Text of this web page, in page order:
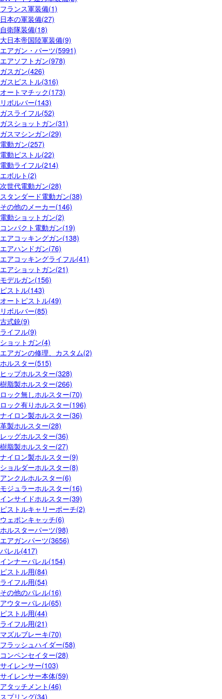
フランス軍装備(1)
日本の軍装備(27)
自衛隊装備(18)
大日本帝国陸軍装備(9)
エアガン・パーツ(5991)
エアソフトガン(978)
ガスガン(426)
ガスピストル(316)
オートマチック(173)
リボルバー(143)
ガスライフル(52)
ガスショットガン(31)
ガスマシンガン(29)
電動ガン(257)
電動ピストル(22)
電動ライフル(214)
エボルト(2)
次世代電動ガン(28)
スタンダード電動ガン(38)
その他のメーカー(146)
電動ショットガン(2)
コンパクト電動ガン(19)
エアコッキングガン(138)
エアハンドガン(76)
エアコッキングライフル(41)
エアショットガン(21)
モデルガン(156)
ピストル(143)
オートピストル(49)
リボルバー(85)
古式銃(9)
ライフル(9)
ショットガン(4)
エアガンの修理、カスタム(2)
ホルスター(515)
ヒップホルスター(328)
樹脂製ホルスター(266)
ロック無しホルスター(70)
ロック有りホルスター(196)
ナイロン製ホルスター(36)
革製ホルスター(28)
レッグホルスター(36)
樹脂製ホルスター(27)
ナイロン製ホルスター(9)
ショルダーホルスター(8)
アンクルホルスター(6)
モジュラーホルスター(16)
インサイドホルスター(39)
ピストルキャリーポーチ(2)
ウェポンキャッチ(6)
ホルスターパーツ(98)
エアガンパーツ(3656)
バレル(417)
インナーバレル(154)
ピストル用(84)
ライフル用(54)
その他のバレル(16)
アウターバレル(65)
ピストル用(44)
ライフル用(21)
マズルブレーキ(70)
フラッシュハイダー(58)
コンペンセイター(28)
サイレンサー(103)
サイレンサー本体(59)
アタッチメント(46)
スプリング(34)